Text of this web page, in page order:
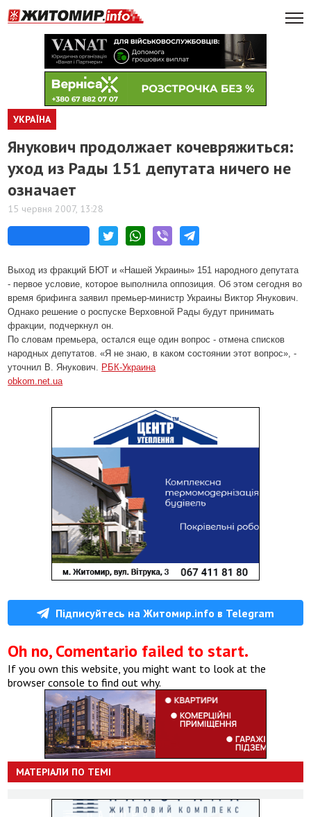
УКРАЇНА
Янукович продолжает кочевряжиться:
уход из Рады 151 депутата ничего не
означает
15 червня 2007, 13:28
Выход из фракций БЮТ и «Нашей Украины» 151 народного депутата
- первое условие, которое выполнила оппозиция. Об этом сегодня во
время брифинга заявил премьер-министр Украины Виктор Янукович.
Однако решение о роспуске Верховной Рады будут принимать
фракции, подчеркнул он.
По словам премьера, остался еще один вопрос - отмена списков
народных депутатов. «Я не знаю, в каком состоянии этот вопрос», -
уточнил В. Янукович. РБК-Украина
obkom.net.ua
Підписуйтесь на Житомир.info в Telegram
Oh no, Comentario failed to start.
If you own this website, you might want to look at the
browser console to find out why.
МАТЕРІАЛИ ПО ТЕМІ